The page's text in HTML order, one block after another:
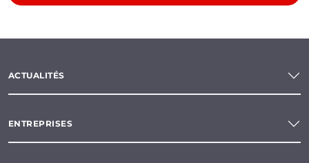
ACTUALITÉS
ENTREPRISES